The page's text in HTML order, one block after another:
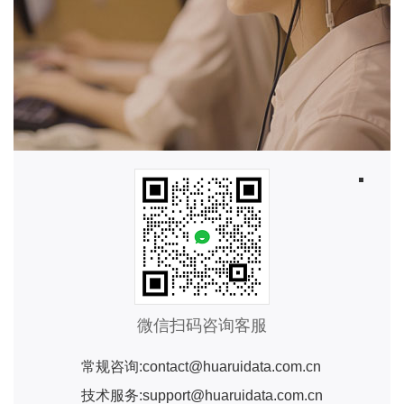
微信扫码咨询客服
常规咨询:contact@huaruidata.com.cn
技术服务:support@huaruidata.com.cn